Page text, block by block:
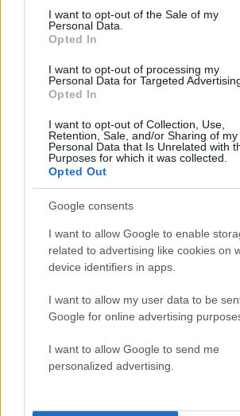
consent section.
I want to opt-out of the Sale of my
Personal Data.
Opted In
I want to opt-out of processing my
Personal Data for Targeted
Opted In
I want to opt-out of Collection, Use,
Retention, Sale, and/or Sharing of my
Personal Data that Is Unrelated with
Purposes for which it was collected.
Opted Out
Google consents
I want to allow Google to enable
related to advertising like cookies on
device identifiers in apps.
I want to allow my user data to be
Google for online advertising
I want to allow Google to send me
personalized advertising.
Αν τα χάσατε
Κλειστό μέχρι νεοτέρας το
beach bar στην Πάρο όπου
Απολογείται ο ιδιοκτήτης
που είχε δηλωθεί ως